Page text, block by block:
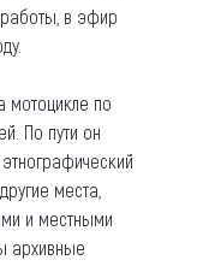
в эфир
мотоцикле по
По пути он
места,
и местными
архивные